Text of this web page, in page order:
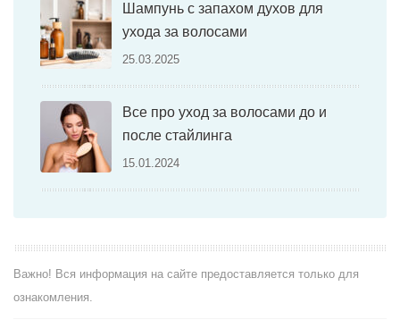
Шампунь с запахом духов для
ухода за волосами
25.03.2025
Все про уход за волосами до и
после стайлинга
15.01.2024
Важно! Вся информация на сайте предоставляется только для
ознакомления.